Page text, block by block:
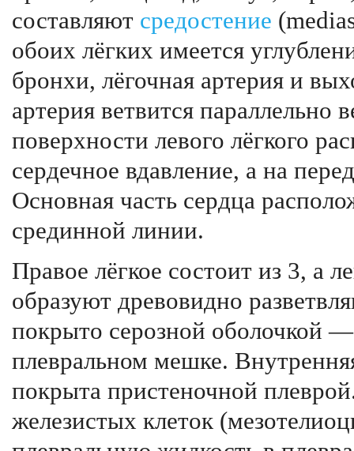
составляют средостение
обоих лёгких имеется
бронхи, лёгочная артерия и
артерия ветвится
поверхности левого лёгкого
сердечное вдавление, а на
Основная часть сердца
срединной линии.
Правое лёгкое состоит из 3, а
образуют древовидно
покрыто серозной оболочкой
плевральном мешке.
покрыта пристеночной
железистых клеток